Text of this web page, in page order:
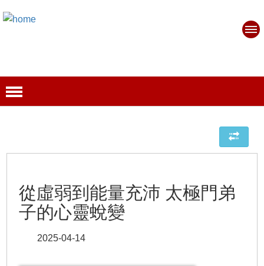
從虛弱到能量充沛 太極門弟
子的心靈蛻變
2025-04-14